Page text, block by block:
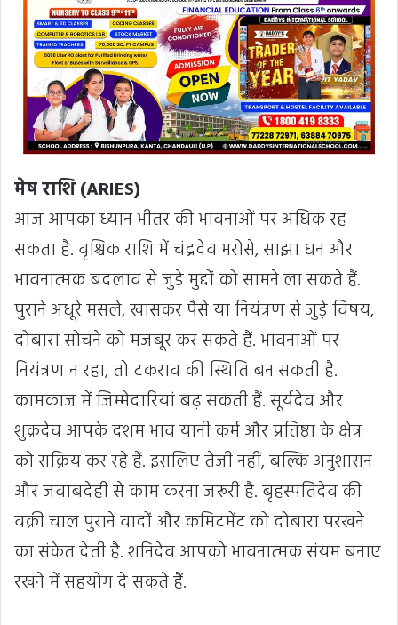
मेष राशि (ARIES)
आज आपका ध्यान भीतर की भावनाओं पर अधिक रह
सकता है. वृश्चिक राशि में चंद्रदेव भरोसे, साझा धन और
भावनात्मक बदलाव से जुड़े मुद्दों को सामने ला सकते हैं.
पुराने अधूरे मसले, खासकर पैसे या नियंत्रण से जुड़े विषय,
दोबारा सोचने को मजबूर कर सकते हैं. भावनाओं पर
नियंत्रण न रहा, तो टकराव की स्थिति बन सकती है.
कामकाज में जिम्मेदारियां बढ़ सकती हैं. सूर्यदेव और
शुक्रदेव आपके दशम भाव यानी कर्म और प्रतिष्ठा के क्षेत्र
को सक्रिय कर रहे हैं. इसलिए तेजी नहीं, बल्कि अनुशासन
और जवाबदेही से काम करना जरूरी है. बृहस्पतिदेव की
वक्री चाल पुराने वादों और कमिटमेंट को दोबारा परखने
का संकेत देती है. शनिदेव आपको भावनात्मक संयम बनाए
रखने में सहयोग दे सकते हैं.